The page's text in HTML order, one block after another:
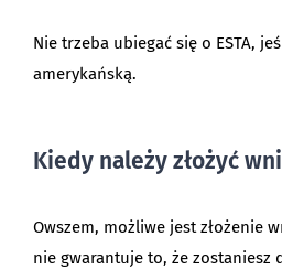
Nie trzeba ubiegać się o ESTA,
amerykańską.
Kiedy należy złożyć
Owszem, możliwe jest złożenie
nie gwarantuje to, że zostaniesz